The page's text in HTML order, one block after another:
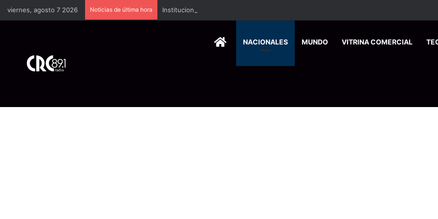
viernes, agosto 7 2026 Noticias de última hora
HOMENACIONALES MUNDO VITRINA COMERCIAL